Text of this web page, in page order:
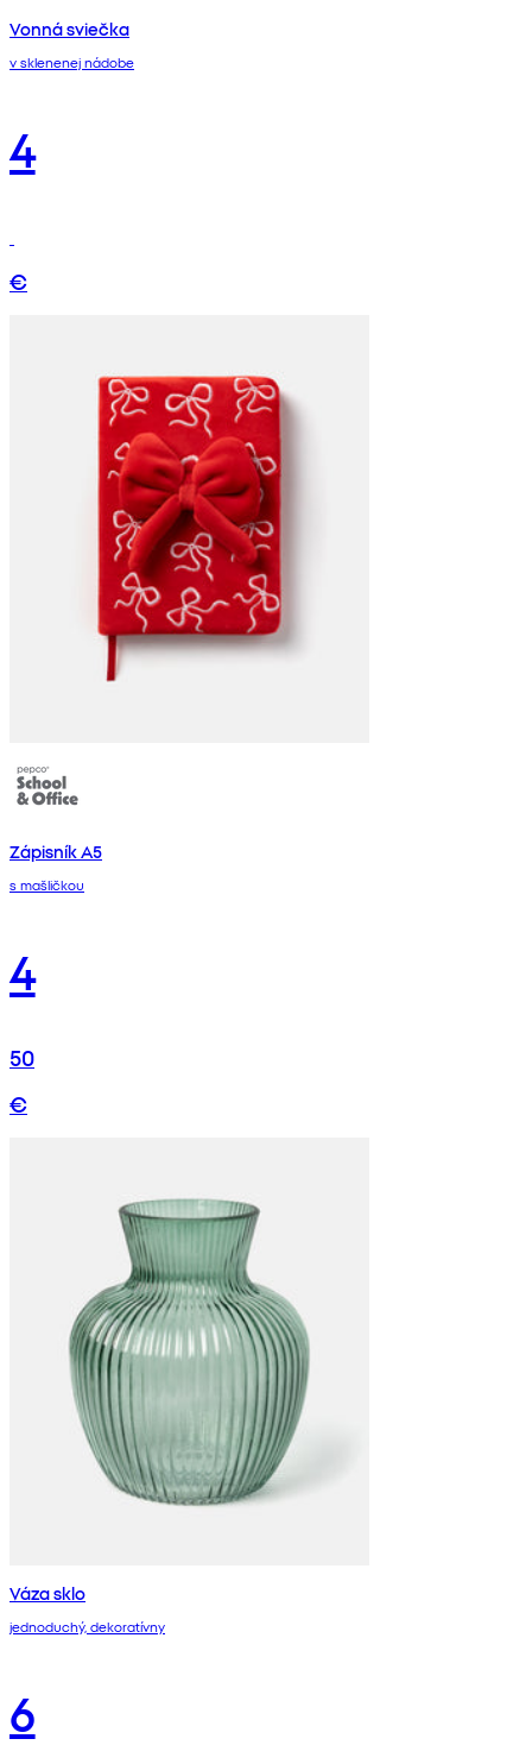
Vonná sviečka
v sklenenej nádobe
4
€
Zápisník A5
s mašličkou
4
50
€
Váza sklo
jednoduchý, dekoratívny
6